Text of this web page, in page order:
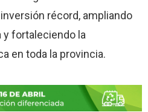
récord, ampliando
y fortaleciendo la
en toda la provincia.